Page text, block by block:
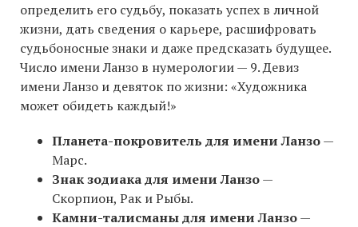
определить его судьбу, показать успех в личной
жизни, дать сведения о карьере, расшифровать
судьбоносные знаки и даже предсказать будущее.
Число имени Ланзо в нумерологии — 9. Девиз
имени Ланзо и девяток по жизни: «Художника
может обидеть каждый!»
Планета-покровитель для имени Ланзо—
Марс.
Знак зодиака для имени Ланзо—
Скорпион, Рак и Рыбы.
Камни-талисманы для имени Ланзо—